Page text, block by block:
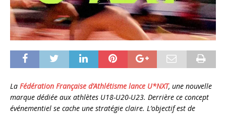
La Fédération Française d’Athlétisme lance U*NXT, une nouvelle
marque dédiée aux athlètes U18-U20-U23. Derrière ce concept
événementiel se cache une stratégie claire. L’objectif est de